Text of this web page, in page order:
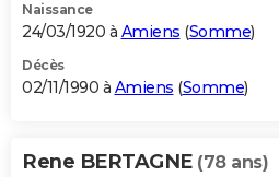
Naissance
24/03/1920 à Amiens (Somme)
Décès
02/11/1990 à Amiens (Somme)
Rene BERTAGNE (78 ans)